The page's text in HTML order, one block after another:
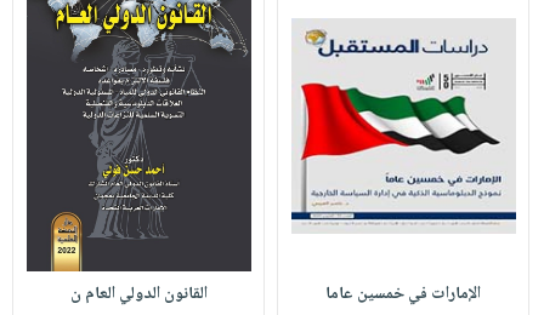
مطرزات
حقائب
حلي
عناية
بالذات
صابون
مناسبات
بلا
حدود
وفرات
عن
الشركة
سياسة
الشركة
فيديوهات
يتكرر
حسابك
لائحة
الأمنيات
عربة
الإمارات في خمسين عاما
القانون الدولي العام ن